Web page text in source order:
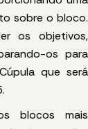
sobre o bloco.
os objetivos,
os para
que será
blocos mais